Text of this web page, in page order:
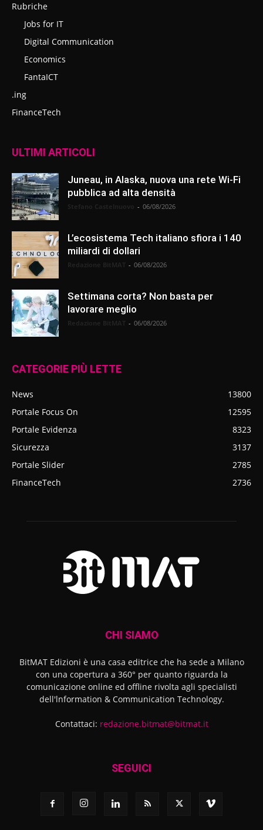
Rubriche
Jobs for IT
Digital Communication
Economics
FantaICT
.ing
FinanceTech
ULTIMI ARTICOLI
Juneau, in Alaska, nuova una rete Wi-Fi
pubblica ad alta densità
- 06/08/2026
L’ecosistema Tech italiano sfiora i 140
miliardi di dollari
- 06/08/2026
Settimana corta? Non basta per
lavorare meglio
- 06/08/2026
CATEGORIE PIÙ LETTE
News
13800
Portale Focus On
12595
Portale Evidenza
8323
Sicurezza
3137
Portale Slider
2785
FinanceTech
2736
CHI SIAMO
BitMAT Edizioni è una casa editrice che ha sede a Milano
con una copertura a 360° per quanto riguarda la
comunicazione online ed offline rivolta agli specialisti
dell'lnformation & Communication Technology.
Contattaci: redazione.bitmat@bitmat.it
SEGUICI